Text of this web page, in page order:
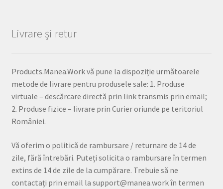
Livrare și retur
Products.Manea.Work vă pune la dispoziție următoarele
metode de livrare pentru produsele sale: 1. Produse
virtuale – descărcare directă prin link transmis prin email;
2. Produse fizice – livrare prin Curier oriunde pe teritoriul
României.
Vă oferim o politică de rambursare / returnare de 14 de
zile, fără întrebări. Puteți solicita o rambursare în termen
extins de 14 de zile de la cumpărare. Trebuie să ne
contactați prin email la support@manea.work în termen